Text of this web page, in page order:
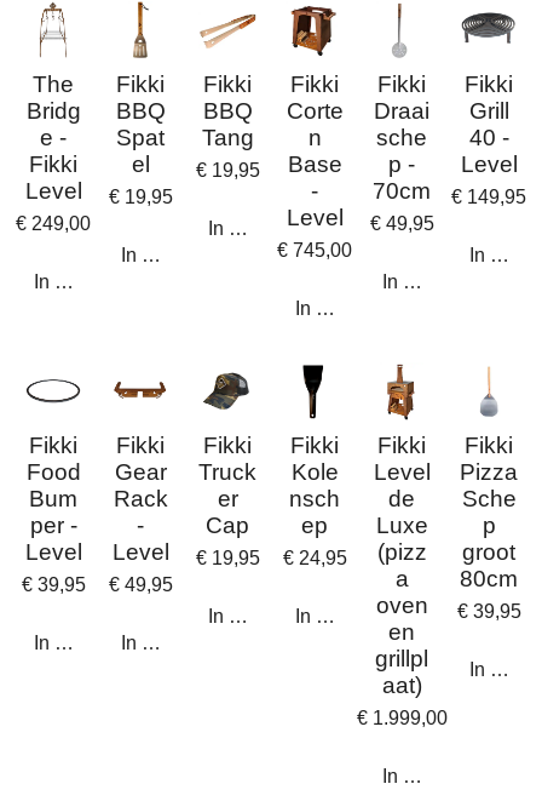
The
Bridg
e -
Fikki
Level
€ 249,00
In winkelwagen
Fikki
BBQ
Spat
el
€ 19,95
In winkelwagen
Fikki
BBQ
Tang
€ 19,95
In winkelwagen
Fikki
Corte
n
Base
-
Level
€ 745,00
In winkelwagen
Fikki
Draai
sche
p -
70cm
€ 49,95
In winkelwagen
Fikki
Grill
40 -
Level
€ 149,95
In
Fikki
Food
Bum
per -
Level
€ 39,95
In winkelwagen
Fikki
Gear
Rack
-
Level
€ 49,95
In winkelwagen
Fikki
Truck
er
Cap
€ 19,95
In winkelwagen
Fikki
Kole
nsch
ep
€ 24,95
In winkelwagen
Fikki
Level
de
Luxe
(pizz
a
oven
en
grillpl
aat)
€ 1.999,00
In winkelwagen
Fikki
Pizza
Sche
p
groot
80cm
€ 39,95
In